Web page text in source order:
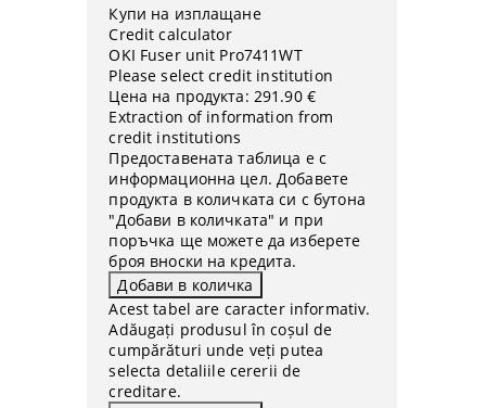
Купи на изплащане
Credit calculator
OKI Fuser unit Pro7411WT
Please select credit institution
Цена на продукта: 291.90 €
Extraction of information from
credit institutions
Предоставената таблица е с
информационна цел. Добавете
продукта в количката си с бутона
"Добави в количката" и при
поръчка ще можете да изберете
броя вноски на кредита.
Acest tabel are caracter informativ.
Adăugați produsul în coșul de
cumpărături unde veți putea
selecta detaliile cererii de
creditare.